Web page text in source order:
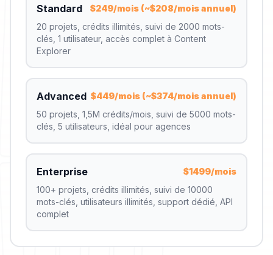
Standard
$249/mois (~$208/mois annuel)
20 projets, crédits illimités, suivi de 2000 mots-
clés, 1 utilisateur, accès complet à Content
Explorer
Advanced $449/mois (~$374/mois annuel)
50 projets, 1,5M crédits/mois, suivi de 5000 mots-
clés, 5 utilisateurs, idéal pour agences
Enterprise
$1499/mois
100+ projets, crédits illimités, suivi de 10000
mots-clés, utilisateurs illimités, support dédié, API
complet